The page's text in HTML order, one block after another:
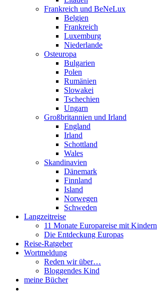
Frankreich und BeNeLux
Belgien
Frankreich
Luxemburg
Niederlande
Osteuropa
Bulgarien
Polen
Rumänien
Slowakei
Tschechien
Ungarn
Großbritannien und Irland
England
Irland
Schottland
Wales
Skandinavien
Dänemark
Finnland
Island
Norwegen
Schweden
Langzeitreise
11 Monate Europareise mit Kindern
Die Entdeckung Europas
Reise-Ratgeber
Wortmeldung
Reden wir über…
Bloggendes Kind
meine Bücher